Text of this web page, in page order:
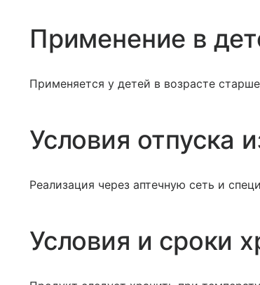
Применение в
Применяется у детей в возрасте старше
Условия отпуска
Реализация через аптечную сеть и
Условия и сроки